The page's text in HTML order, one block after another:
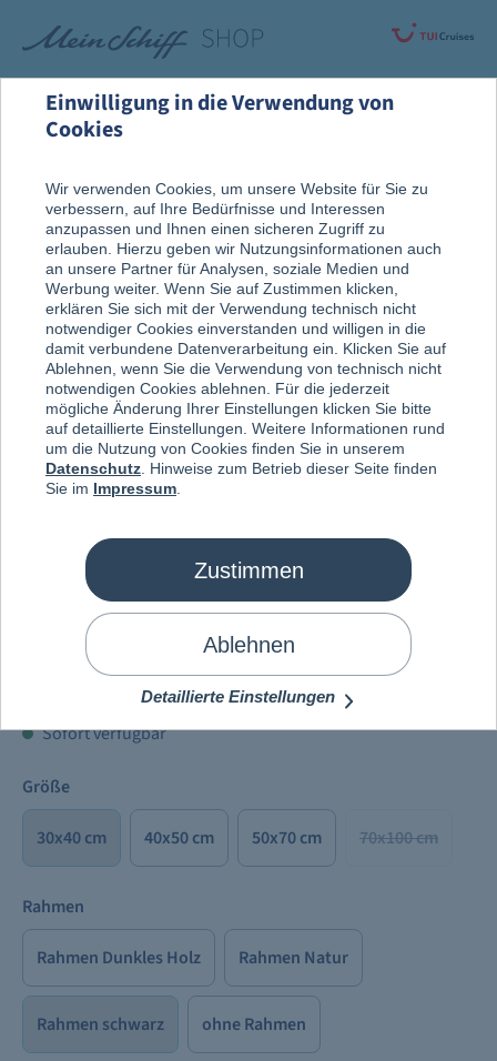
Rund um die Kreuzfahrt
Nach der Reise
Erinnerungsstücke
Mein Schiff®Seekarten Leinwand
106,98 €
Preise inkl. MwSt. zzgl.Versandkosten
Sofort verfügbar
Größe
30x40 cm 40x50 cm 50x70 cm 70x100 cm
Rahmen
Rahmen Dunkles Holz Rahmen Natur
Rahmen schwarz ohne Rahmen
Einwilligung in die Verwendung von
Cookies
Wir verwenden Cookies, um unsere Website für Sie zu
verbessern, auf Ihre Bedürfnisse und Interessen
anzupassen und Ihnen einen sicheren Zugriff zu
erlauben. Hierzu geben wir Nutzungsinformationen auch
an unsere Partner für Analysen, soziale Medien und
Werbung weiter. Wenn Sie auf Zustimmen klicken,
erklären Sie sich mit der Verwendung technisch nicht
notwendiger Cookies einverstanden und willigen in die
damit verbundene Datenverarbeitung ein. Klicken Sie auf
Ablehnen, wenn Sie die Verwendung von technisch nicht
notwendigen Cookies ablehnen. Für die jederzeit
mögliche Änderung Ihrer Einstellungen klicken Sie bitte
auf detaillierte Einstellungen. Weitere Informationen rund
um die Nutzung von Cookies finden Sie in unserem
Datenschutz . Hinweise zum Betrieb dieser Seite finden
Sie im Impressum
Zustimmen
Ablehnen
Detaillierte Einstellungen